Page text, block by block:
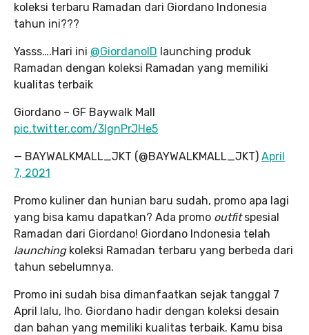
koleksi terbaru Ramadan dari Giordano Indonesia
tahun ini???
Yasss….Hari ini @GiordanoID launching produk
Ramadan dengan koleksi Ramadan yang memiliki
kualitas terbaik
Giordano – GF Baywalk Mall
pic.twitter.com/3lgnPrJHe5
— BAYWALKMALL_JKT (@BAYWALKMALL_JKT) April
7, 2021
Promo kuliner dan hunian baru sudah, promo apa lagi
yang bisa kamu dapatkan? Ada promo outfitspesial
Ramadan dari Giordano! Giordano Indonesia telah
launching koleksi Ramadan terbaru yang berbeda dari
tahun sebelumnya.
Promo ini sudah bisa dimanfaatkan sejak tanggal 7
April lalu, lho. Giordano hadir dengan koleksi desain
dan bahan yang memiliki kualitas terbaik. Kamu bisa